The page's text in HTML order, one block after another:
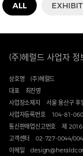
ALL
(주)헤럴드 사업자 정
상호명
(주)헤럴드
대표
최진영
사업장소재지
서울 용산구
사업자등록번호
104-81-
통신판매업신고번호
제
고객센터
02-727-0044/
이메일